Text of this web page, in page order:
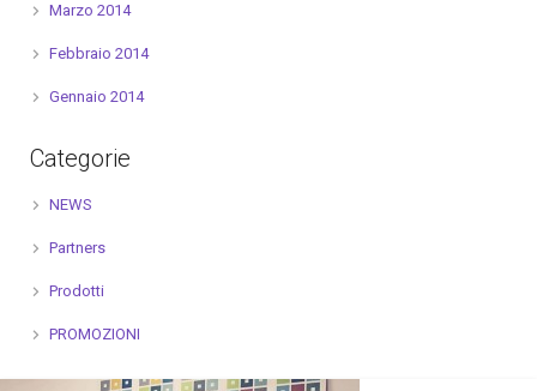
Marzo 2014
Febbraio 2014
Gennaio 2014
Categorie
NEWS
Partners
Prodotti
PROMOZIONI